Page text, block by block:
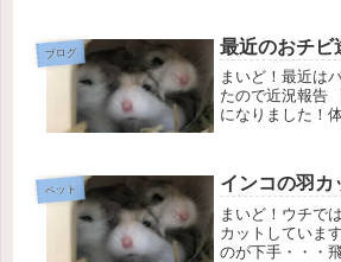
です。「ラブラ
って下さい」の
ている...
ブログ 最近のおチビ
まいど！最近は
たので近況報告
になりました！
た（笑）後ろ足
してきてる。 【
ペット インコの羽カ
まいど！ウチで
カットしていま
のが下手・・・